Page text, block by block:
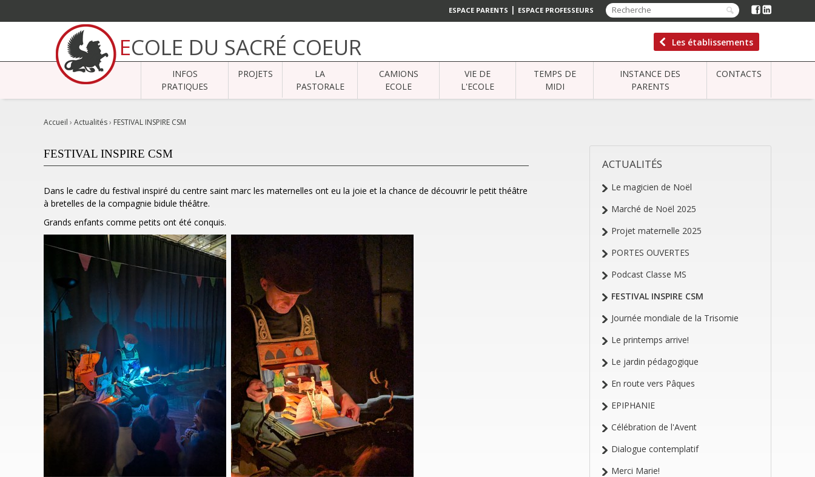
ESPACE PARENTS | ESPACE PROFESSEURS
contenu.
Aller
ECOLE DU SACRÉ COEUR Les établissements
INFOS
PRATIQUES
PROJETS
LA
PASTORALE
CAMIONS
ECOLE
VIE DE
L'ECOLE
TEMPS DE
MIDI
INSTANCE DES
PARENTS
CONTACTS
Accueil › Actualités› FESTIVAL INSPIRE CSM
NAVIGATION
ACTUALITÉS
Le magicien de Noël
Marché de Noël 2025
Projet maternelle 2025
PORTES OUVERTES
Podcast Classe MS
FESTIVAL INSPIRE CSM
Journée mondiale de la Trisomie
Le printemps arrive!
Le jardin pédagogique
En route vers Pâques
EPIPHANIE
Célébration de l'Avent
Dialogue contemplatif
Merci Marie!
FESTIVAL INSPIRE CSM
Dans le cadre du festival inspiré du centre saint marc les maternelles ont eu la joie et la chance de découvrir le petit théâtre
à bretelles de la compagnie bidule théâtre.
Grands enfants comme petits ont été conquis.